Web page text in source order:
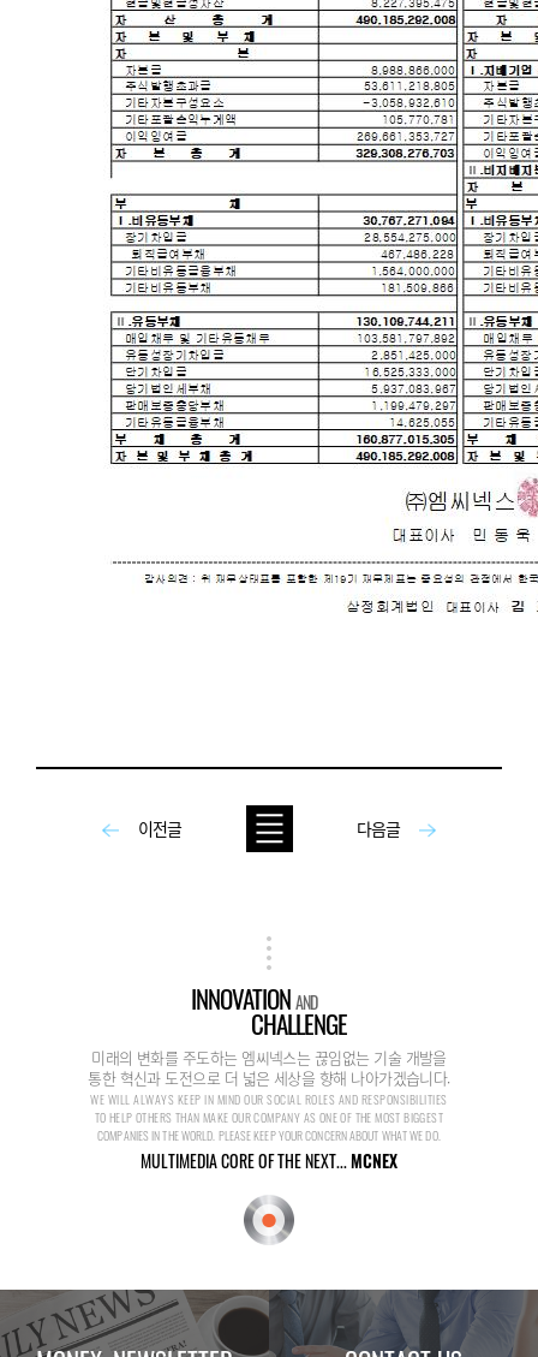
이전글 다음글
INNOVATIONAND
CHALLENGE
미래의 변화를 주도하는 엠씨넥스는 끊임없는 기술 개발을
통한 혁신과 도전으로 더 넓은 세상을 향해 나아가겠습니다.
WE WILL ALWAYS KEEP IN MIND OUR SOCIAL ROLES AND RESPONSIBILITIES
TO HELP OTHERS THAN MAKE OUR COMPANY AS ONE OF THE MOST BIGGEST
COMPANIES IN THE WORLD. PLEASE KEEP YOUR CONCERN ABOUT WHAT WE DO.
MULTIMEDIA CORE OF THE NEXT...MCNEX